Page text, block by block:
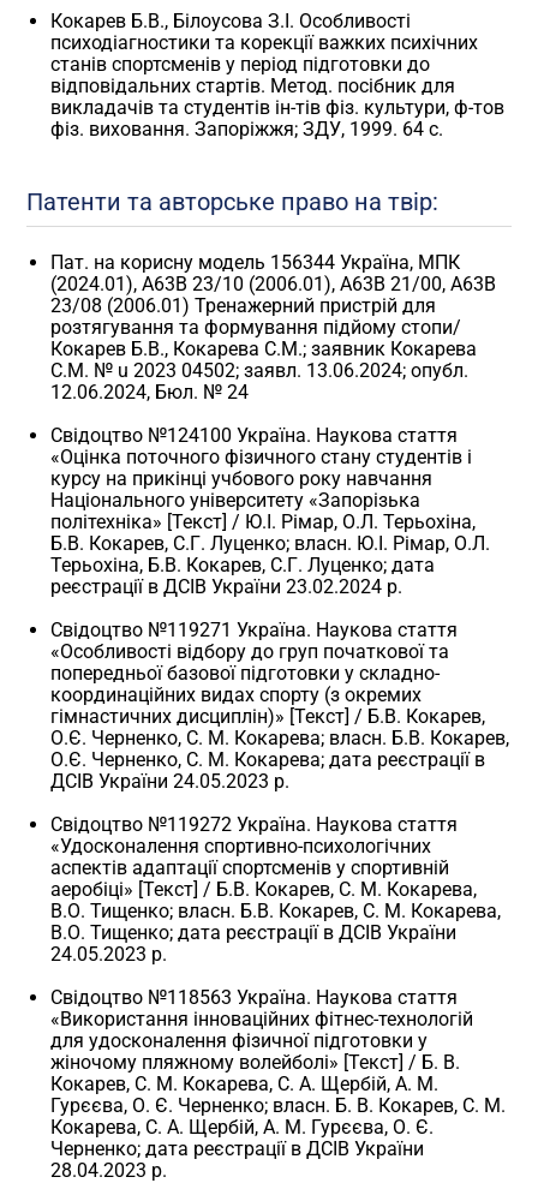
Кокарев Б.В., Білоусова З.І. Особливості
психодіагностики та корекції важких психічних
станів спортсменів у період підготовки до
відповідальних стартів. Метод. посібник для
викладачів та студентів ін-тів фіз. культури, ф-тов
фіз. виховання. Запоріжжя; ЗДУ, 1999. 64 с.
Патенти та авторське право на твір:
Пат. на корисну модель 156344 Україна, МПК
(2024.01), A63B 23/10 (2006.01), A63B 21/00, A63B
23/08 (2006.01) Тренажерний пристрій для
розтягування та формування підйому стопи/
Кокарев Б.В., Кокарева С.М.; заявник Кокарева
С.М. № u 2023 04502; заявл. 13.06.2024; опубл.
12.06.2024, Бюл. № 24
Свідоцтво №124100 Україна. Наукова стаття
«Оцінка поточного фізичного стану студентів i
курсу на прикінці учбового року навчання
Національного університету «Запорізька
політехніка» [Текст] / Ю.І. Рімар, О.Л. Терьохіна,
Б.В. Кокарев, С.Г. Луценко; власн. Ю.І. Рімар, О.Л.
Терьохіна, Б.В. Кокарев, С.Г. Луценко; дата
реєстрації в ДСІВ України 23.02.2024 р.
Свідоцтво №119271 Україна. Наукова стаття
«Особливості відбору до груп початкової та
попередньої базової підготовки у складно-
координаційних видах спорту (з окремих
гімнастичних дисциплін)» [Текст] / Б.В. Кокарев,
О.Є. Черненко, С. М. Кокарева; власн. Б.В. Кокарев,
О.Є. Черненко, С. М. Кокарева; дата реєстрації в
ДСІВ України 24.05.2023 р.
Свідоцтво №119272 Україна. Наукова стаття
«Удосконалення спортивно-психологічних
аспектів адаптації спортсменів у спортивній
аеробіці» [Текст] / Б.В. Кокарев, С. М. Кокарева,
В.О. Тищенко; власн. Б.В. Кокарев, С. М. Кокарева,
В.О. Тищенко; дата реєстрації в ДСІВ України
24.05.2023 р.
Свідоцтво №118563 Україна. Наукова стаття
«Використання інноваційних фітнес-технологій
для удосконалення фізичної підготовки у
жіночому пляжному волейболі» [Текст] / Б. В.
Кокарев, С. М. Кокарева, С. А. Щербій, А. М.
Гурєєва, О. Є. Черненко; власн. Б. В. Кокарев, С. М.
Кокарева, С. А. Щербій, А. М. Гурєєва, О. Є.
Черненко; дата реєстрації в ДСІВ України
28.04.2023 р.